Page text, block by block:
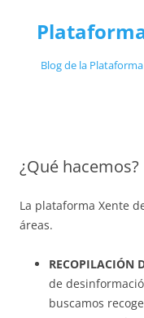
Blog de la
¿Qué hacemos?
La plataforma Xente
áreas.
RECOPILACIÓN
de
buscamos